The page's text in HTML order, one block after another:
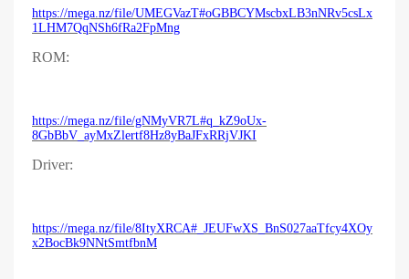
https://mega.nz/file/UMEGVazT#oGBBCYMscbxLB3nNRv5csLx
1LHM7QqNSh6fRa2FpMng
ROM:
https://mega.nz/file/gNMyVR7L#q_kZ9oUx-
8GbBbV_ayMxZlertf8Hz8yBaJFxRRjVJKI
Driver:
https://mega.nz/file/8ItyXRCA#_JEUFwXS_BnS027aaTfcy4XOy
x2BocBk9NNtSmtfbnM